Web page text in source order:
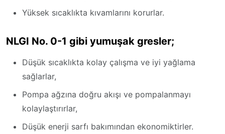
Yüksek sıcaklıkta kıvamlarını korurlar.
NLGI No. 0-1 gibi yumuşak gresler;
Düşük sıcaklıkta kolay çalışma ve iyi yağlama
sağlarlar,
Pompa ağzına doğru akışı ve pompalanmayı
kolaylaştırırlar,
Düşük enerji sarfı bakımından ekonomiktirler.